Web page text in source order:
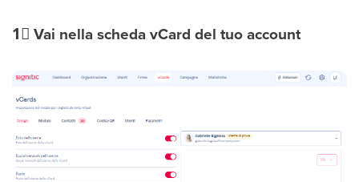
1⃣ Vai nella scheda vCard del tuo account